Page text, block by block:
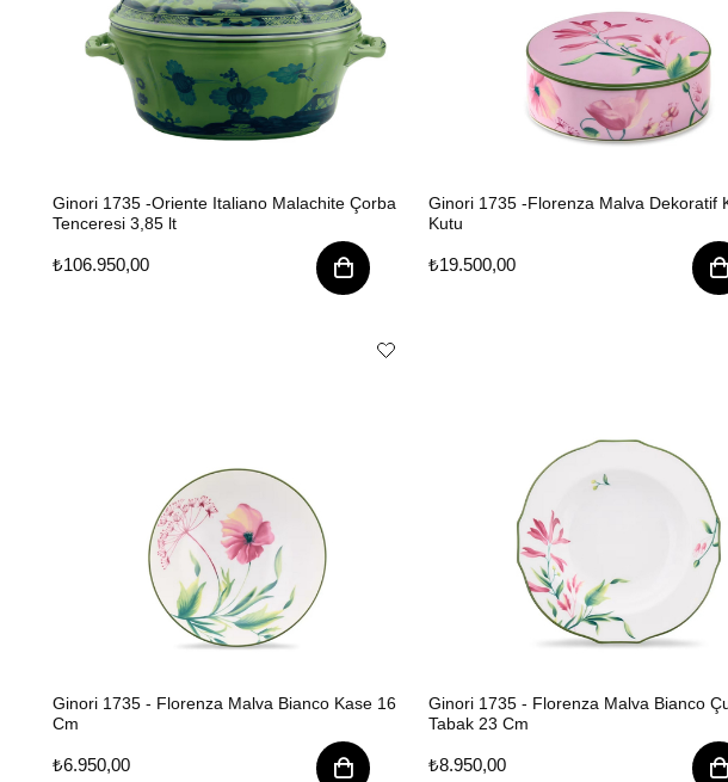
Ginori 1735 -Oriente Italiano Malachite Çorba
Tenceresi 3,85 lt
₺106.950,00
Ginori 1735 -Florenza Malva Dekoratif
Kutu
₺19.500,00
Ginori 1735 - Florenza Malva Bianco Kase 16
Cm
₺6.950,00
Ginori 1735 - Florenza Malva Bianco
Tabak 23 Cm
₺8.950,00